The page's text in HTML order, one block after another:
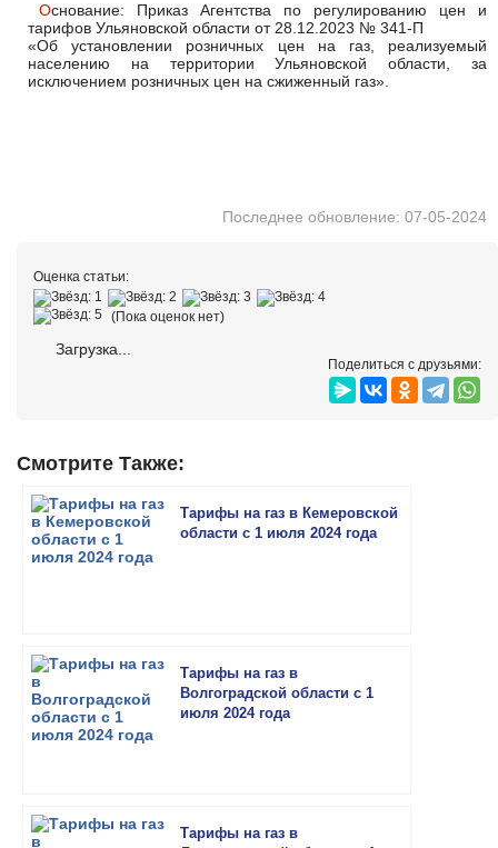
Основание: Приказ Агентства по регулированию цен и
тарифов Ульяновской области от 28.12.2023 № 341-П
«Об установлении розничных цен на газ, реализуемый
населению на территории Ульяновской области, за
исключением розничных цен на сжиженный газ».
Последнее обновление: 07-05-2024
Оценка статьи:
(Пока оценок нет)
Загрузка...
Поделиться с друзьями:
Смотрите Также:
Тарифы на газ в Кемеровской
области с 1 июля 2024 года
Тарифы на газ в
Волгоградской области с 1
июля 2024 года
Тарифы на газ в